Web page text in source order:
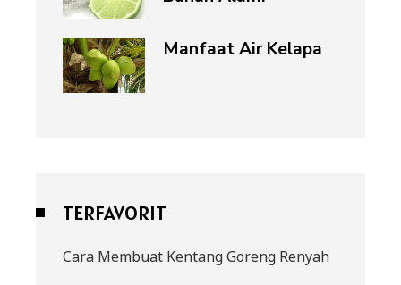
Manfaat Air Kelapa
TERFAVORIT
Cara Membuat Kentang Goreng Renyah